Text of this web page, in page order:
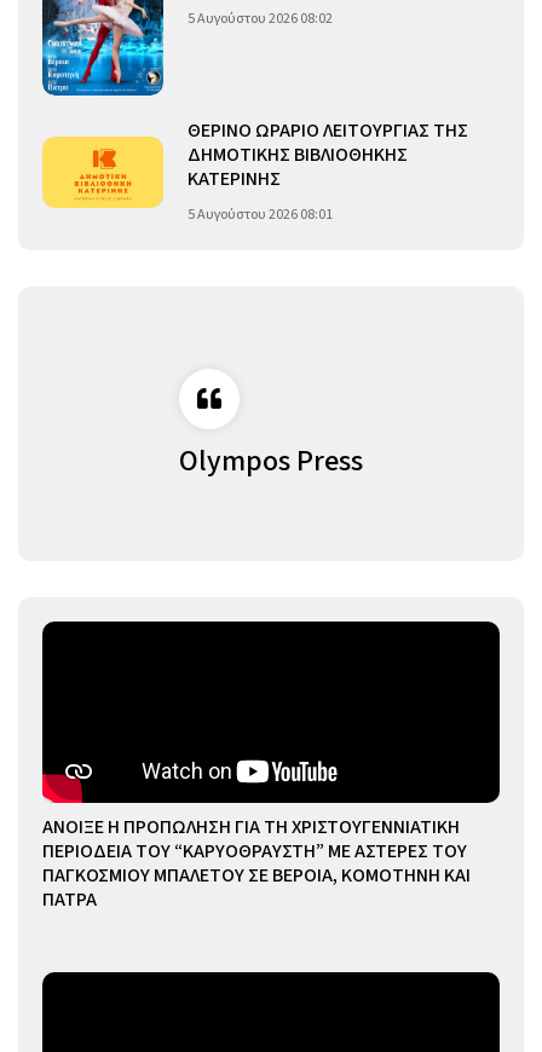
5 Αυγούστου 2026 08:02
ΘΕΡΙΝΟ ΩΡΑΡΙΟ ΛΕΙΤΟΥΡΓΙΑΣ ΤΗΣ
ΔΗΜΟΤΙΚΗΣ ΒΙΒΛΙΟΘΗΚΗΣ
ΚΑΤΕΡΙΝΗΣ
5 Αυγούστου 2026 08:01
Olympos Press
ΑΝΟΙΞΕ Η ΠΡΟΠΩΛΗΣΗ ΓΙΑ ΤΗ ΧΡΙΣΤΟΥΓΕΝΝΙΑΤΙΚΗ
ΠΕΡΙΟΔΕΙΑ ΤΟΥ “ΚΑΡΥΟΘΡΑΥΣΤΗ” ΜΕ ΑΣΤΕΡΕΣ ΤΟΥ
ΠΑΓΚΟΣΜΙΟΥ ΜΠΑΛΕΤΟΥ ΣΕ ΒΕΡΟΙΑ, ΚΟΜΟΤΗΝΗ ΚΑΙ
ΠΑΤΡΑ